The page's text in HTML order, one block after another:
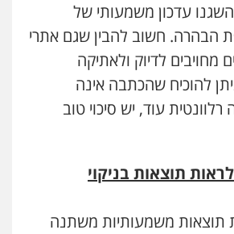
עדכון משמעותי של
הבהרה. חשוב להבין שגם אתרי
מחויבים לדיוק ולאתיקה
להוכיח שהכתבה אינה
עוד, יש סיכוי טוב
תוצאות בניקוי
תוצאות משמעותיות משתנה